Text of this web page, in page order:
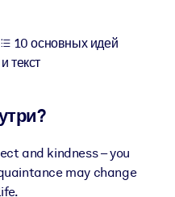
знания для
10 основных идей
текст
and kindness – you
may change